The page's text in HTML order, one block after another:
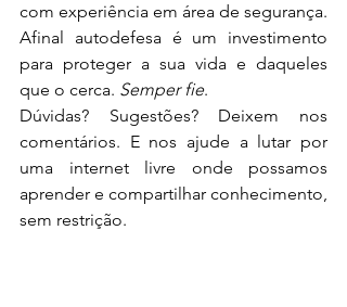
com experiência em área de segurança.
Afinal autodefesa é um investimento
para proteger a sua vida e daqueles
que o cerca. Semper fie.
Dúvidas? Sugestões? Deixem nos
comentários. E nos ajude a lutar por
uma internet livre onde possamos
aprender e compartilhar conhecimento,
sem restrição.